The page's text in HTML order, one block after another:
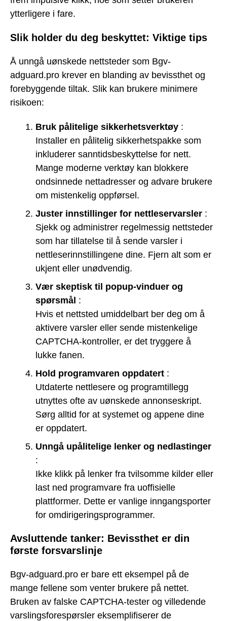
ytterligere i fare.
Slik holder du deg beskyttet: Viktige tips
Å unngå uønskede nettsteder som Bgv-
adguard.pro krever en blanding av bevissthet og
forebyggende tiltak. Slik kan brukere minimere
risikoen:
Bruk pålitelige sikkerhetsverktøy :
Installer en pålitelig sikkerhetspakke som
inkluderer sanntidsbeskyttelse for nett.
Mange moderne verktøy kan blokkere
ondsinnede nettadresser og advare brukere
om mistenkelig oppførsel.
Juster innstillinger for nettleservarsler :
Sjekk og administrer regelmessig nettsteder
som har tillatelse til å sende varsler i
nettleserinnstillingene dine. Fjern alt som er
ukjent eller unødvendig.
Vær skeptisk til popup-vinduer og
spørsmål :
Hvis et nettsted umiddelbart ber deg om å
aktivere varsler eller sende mistenkelige
CAPTCHA-kontroller, er det tryggere å
lukke fanen.
Hold programvaren oppdatert :
Utdaterte nettlesere og programtillegg
utnyttes ofte av uønskede annonseskript.
Sørg alltid for at systemet og appene dine
er oppdatert.
Unngå upålitelige lenker og nedlastinger
:
Ikke klikk på lenker fra tvilsomme kilder eller
last ned programvare fra uoffisielle
plattformer. Dette er vanlige inngangsporter
for omdirigeringsprogrammer.
Avsluttende tanker: Bevissthet er din
første forsvarslinje
Bgv-adguard.pro er bare ett eksempel på de
mange fellene som venter brukere på nettet.
Bruken av falske CAPTCHA-tester og villedende
varslingsforespørsler eksemplifiserer de